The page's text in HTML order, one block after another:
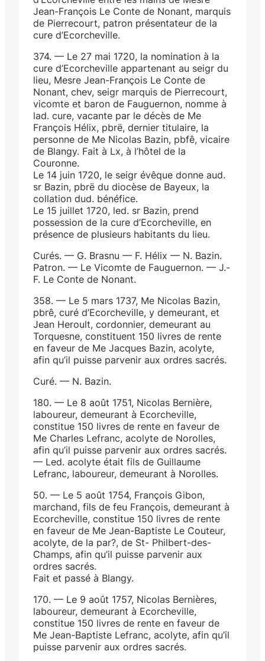
Jean-François Le Conte de Nonant, marquis
de Pierrecourt, patron présentateur de la
cure d’Ecorcheville.
374. — Le 27 mai 1720, la nomination à la
cure d’Ecorcheville appartenant au seigr du
lieu, Mesre Jean-François Le Conte de
Nonant, chev, seigr marquis de Pierrecourt,
vicomte et baron de Fauguernon, nomme à
lad. cure, vacante par le décès de Me
François Hélix, pbrë, dernier titulaire, la
personne de Me Nicolas Bazin, pbfê, vicaire
de Blangy. Fait à Lx, à l’hôtel de la
Couronne.
Le 14 juin 1720, le seigr évêque donne aud.
sr Bazin, pbrë du diocèse de Bayeux, la
collation dud. bénéfice.
Le 15 juillet 1720, led. sr Bazin, prend
possession de la cure d’Ecorcheville, en
présence de plusieurs habitants du lieu.
Curés. — G. Brasnu — F. Hélix — N. Bazin.
Patron. — Le Vicomte de Fauguernon. — J.-
F. Le Conte de Nonant.
358. — Le 5 mars 1737, Me Nicolas Bazin,
pbrê, curé d’Ecorcheville, y demeurant, et
Jean Heroult, cordonnier, demeurant au
Torquesne, constituent 150 livres de rente
en faveur de Me Jacques Bazin, acolyte,
afin qu’il puisse parvenir aux ordres sacrés.
Curé. — N. Bazin.
180. — Le 8 août 1751, Nicolas Bernière,
laboureur, demeurant à Ecorcheville,
constitue 150 livres de rente en faveur de
Me Charles Lefranc, acolyte de Norolles,
afin qu’il puisse parvenir aux ordres sacrés.
— Led. acolyte était fils de Guillaume
Lefranc, laboureur, demeurant à Norolles.
50. — Le 5 août 1754, François Gibon,
marchand, fils de feu François, demeurant à
Ecorcheville, constitue 150 livres de rente
en faveur de Me Jean-Baptiste Le Couteur,
acolyte, de la par?, de St- Philbert-des-
Champs, afin qu’il puisse parvenir aux
ordres sacrés.
Fait et passé à Blangy.
170. — Le 9 août 1757, Nicolas Bernières,
laboureur, demeurant à Ecorcheville,
constitue 150 livres de rente en faveur de
Me Jean-Baptiste Lefranc, acolyte, afin qu’il
puisse parvenir aux ordres sacrés.